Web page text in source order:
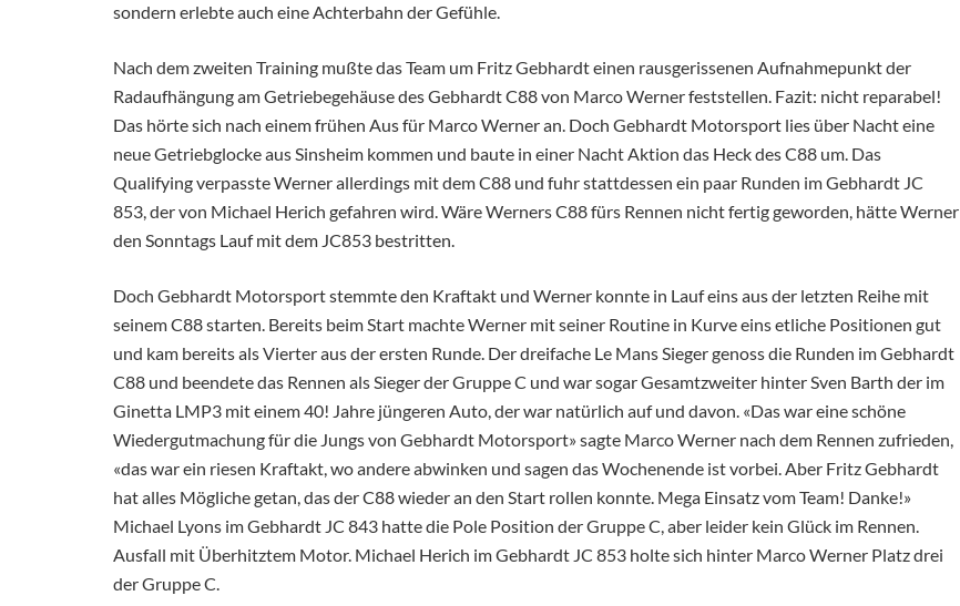
sondern erlebte auch eine Achterbahn der Gefühle.
Nach dem zweiten Training mußte das Team um Fritz Gebhardt einen rausgerissenen Aufnahmepunkt der
Radaufhängung am Getriebegehäuse des Gebhardt C88 von Marco Werner feststellen. Fazit: nicht reparabel!
Das hörte sich nach einem frühen Aus für Marco Werner an. Doch Gebhardt Motorsport lies über Nacht eine
neue Getriebglocke aus Sinsheim kommen und baute in einer Nacht Aktion das Heck des C88 um. Das
Qualifying verpasste Werner allerdings mit dem C88 und fuhr stattdessen ein paar Runden im Gebhardt JC
853, der von Michael Herich gefahren wird. Wäre Werners C88 fürs Rennen nicht fertig geworden, hätte Werner
den Sonntags Lauf mit dem JC853 bestritten.
Doch Gebhardt Motorsport stemmte den Kraftakt und Werner konnte in Lauf eins aus der letzten Reihe mit
seinem C88 starten. Bereits beim Start machte Werner mit seiner Routine in Kurve eins etliche Positionen gut
und kam bereits als Vierter aus der ersten Runde. Der dreifache Le Mans Sieger genoss die Runden im Gebhardt
C88 und beendete das Rennen als Sieger der Gruppe C und war sogar Gesamtzweiter hinter Sven Barth der im
Ginetta LMP3 mit einem 40! Jahre jüngeren Auto, der war natürlich auf und davon. «Das war eine schöne
Wiedergutmachung für die Jungs von Gebhardt Motorsport» sagte Marco Werner nach dem Rennen zufrieden,
«das war ein riesen Kraftakt, wo andere abwinken und sagen das Wochenende ist vorbei. Aber Fritz Gebhardt
hat alles Mögliche getan, das der C88 wieder an den Start rollen konnte. Mega Einsatz vom Team! Danke!»
Michael Lyons im Gebhardt JC 843 hatte die Pole Position der Gruppe C, aber leider kein Glück im Rennen.
Ausfall mit Überhitztem Motor. Michael Herich im Gebhardt JC 853 holte sich hinter Marco Werner Platz drei
der Gruppe C.